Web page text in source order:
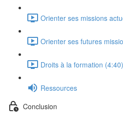
Orienter ses missions
Orienter ses futures
Droits à la formation (4:40)
Ressources
Conclusion